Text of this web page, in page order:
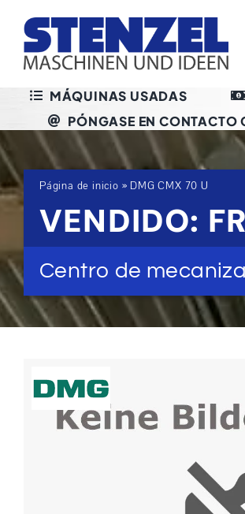
content
MÁQUINAS USADAS
PÓNGASE EN CONTACTO
Página de inicio » DMG CMX 70 U
VENDIDO:
Centro de